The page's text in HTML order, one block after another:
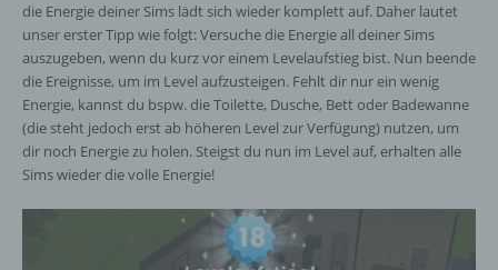
die Energie deiner Sims lädt sich wieder komplett auf. Daher lautet
unser erster Tipp wie folgt: Versuche die Energie all deiner Sims
auszugeben, wenn du kurz vor einem Levelaufstieg bist. Nun beende
die Ereignisse, um im Level aufzusteigen. Fehlt dir nur ein wenig
Energie, kannst du bspw. die Toilette, Dusche, Bett oder Badewanne
(die steht jedoch erst ab höheren Level zur Verfügung) nutzen, um
dir noch Energie zu holen. Steigst du nun im Level auf, erhalten alle
Sims wieder die volle Energie!